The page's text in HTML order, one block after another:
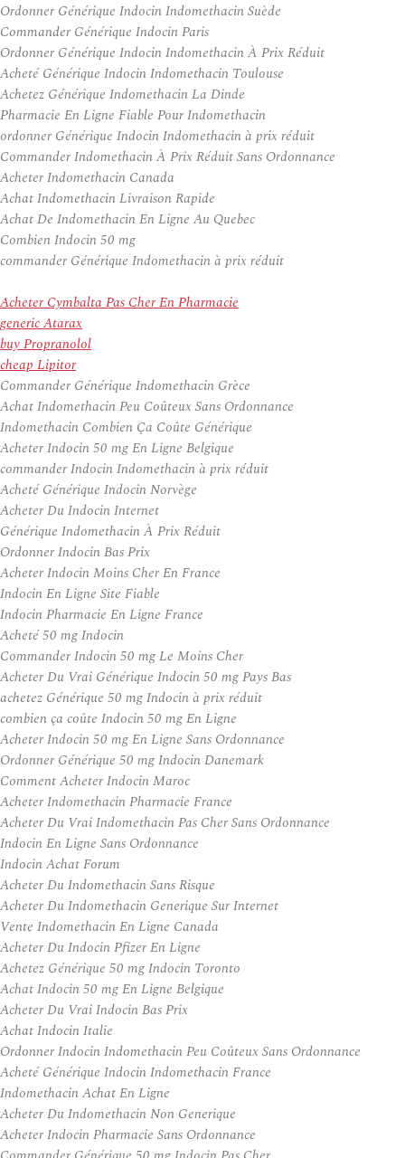
Ordonner Générique Indocin Indomethacin Suède
Commander Générique Indocin Paris
Ordonner Générique Indocin Indomethacin À Prix Réduit
Acheté Générique Indocin Indomethacin Toulouse
Achetez Générique Indomethacin La Dinde
Pharmacie En Ligne Fiable Pour Indomethacin
ordonner Générique Indocin Indomethacin à prix réduit
Commander Indomethacin À Prix Réduit Sans Ordonnance
Acheter Indomethacin Canada
Achat Indomethacin Livraison Rapide
Achat De Indomethacin En Ligne Au Quebec
Combien Indocin 50 mg
commander Générique Indomethacin à prix réduit
Acheter Cymbalta Pas Cher En Pharmacie
generic Atarax
buy Propranolol
cheap Lipitor
Commander Générique Indomethacin Grèce
Achat Indomethacin Peu Coûteux Sans Ordonnance
Indomethacin Combien Ça Coûte Générique
Acheter Indocin 50 mg En Ligne Belgique
commander Indocin Indomethacin à prix réduit
Acheté Générique Indocin Norvège
Acheter Du Indocin Internet
Générique Indomethacin À Prix Réduit
Ordonner Indocin Bas Prix
Acheter Indocin Moins Cher En France
Indocin En Ligne Site Fiable
Indocin Pharmacie En Ligne France
Acheté 50 mg Indocin
Commander Indocin 50 mg Le Moins Cher
Acheter Du Vrai Générique Indocin 50 mg Pays Bas
achetez Générique 50 mg Indocin à prix réduit
combien ça coûte Indocin 50 mg En Ligne
Acheter Indocin 50 mg En Ligne Sans Ordonnance
Ordonner Générique 50 mg Indocin Danemark
Comment Acheter Indocin Maroc
Acheter Indomethacin Pharmacie France
Acheter Du Vrai Indomethacin Pas Cher Sans Ordonnance
Indocin En Ligne Sans Ordonnance
Indocin Achat Forum
Acheter Du Indomethacin Sans Risque
Acheter Du Indomethacin Generique Sur Internet
Vente Indomethacin En Ligne Canada
Acheter Du Indocin Pfizer En Ligne
Achetez Générique 50 mg Indocin Toronto
Achat Indocin 50 mg En Ligne Belgique
Acheter Du Vrai Indocin Bas Prix
Achat Indocin Italie
Ordonner Indocin Indomethacin Peu Coûteux Sans Ordonnance
Acheté Générique Indocin Indomethacin France
Indomethacin Achat En Ligne
Acheter Du Indomethacin Non Generique
Acheter Indocin Pharmacie Sans Ordonnance